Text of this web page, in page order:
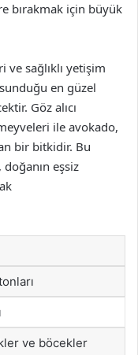
bırakmak için büyük
sağlıklı yetişim
en güzel
Göz alıcı
ile avokado,
bir bitkidir. Bu
eşsiz
ve böcekler